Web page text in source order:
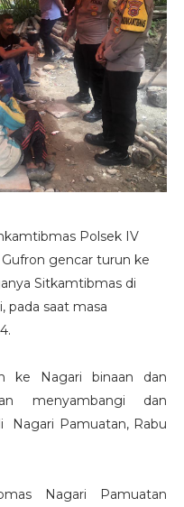
Polsek IV
gencar turun ke
Sitkamtibmas di
pada saat masa
ke Nagari binaan dan
menyambangi dan
Nagari Pamuatan, Rabu
Nagari Pamuatan